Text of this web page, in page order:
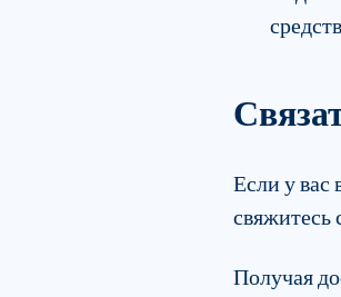
Если у вас
свяжитесь
Получая